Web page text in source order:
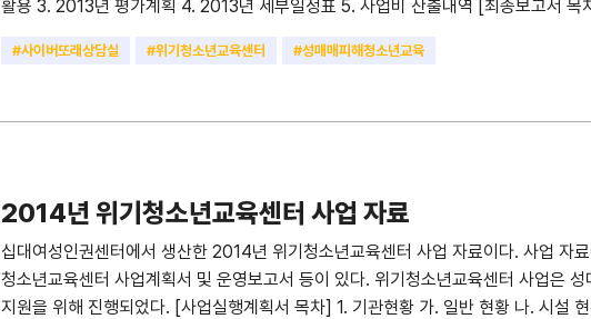
활용 3. 2013년 평가계획 4. 2013년 세부일정표 5. 사업비 산출내역 [최종보고서 목
고 (2013. 1. ~2013. 12.) 1. 교육결과표 1-1. 3,6개월 이후 2. 사전, 사후지원 인원 3.
임 개요 2. 지지모임 결과 3. 지지모임 자체평가 IV. 우수사례 V. 지원사업에 관한 개
#사이버또래상담실 #위기청소년교육센터
#성매매피해청소년교육
2014년 위기청소년교육센터 사업 자료
십대여성인권센터에서 생산한 2014년 위기청소년교육센터 사업 자료이다. 사업 자
청소년교육센터 사업계획서 및 운영보고서 등이 있다. 위기청소년교육센터 사업은 성
지원을 위해 진행되었다. [사업실행계획서 목차] 1. 기관현황 가. 일반 현황 나. 시설